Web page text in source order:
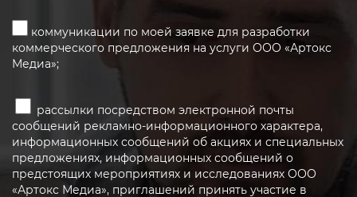
коммуникации по моей заявке для разработки
коммерческого предложения на услуги ООО «Артокс
Медиа»;
рассылки посредством электронной почты
сообщений рекламно-информационного характера,
информационных сообщений об акциях и специальных
предложениях, информационных сообщений о
предстоящих мероприятиях и исследованиях ООО
«Артокс Медиа», приглашений принять участие в